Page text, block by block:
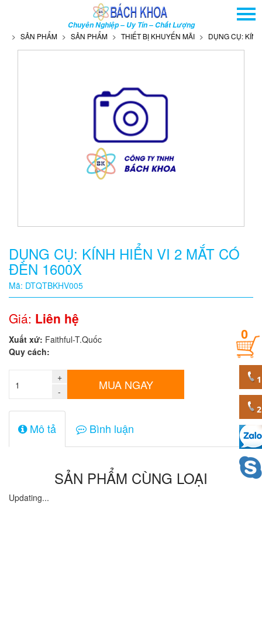
Chuyên Nghiệp – Uy Tín – Chất Lượng
GIỚI THIỆU
Quy
cách
Giá:
0
đ
sản
phẩm
0
SẢN PHẨM SẢN PHẨM THIẾT BỊ KHUYẾN MÃI DỤNG CỤ: KÍNH
DỤNG CỤ: KÍNH HIỂN VI 2 MẮT CÓ
ĐÈN 1600X
Mã: DTQTBKHV005
Giá: Liên hệ
Xuất xứ: Faithful-T.Quốc
Quy cách:
+
-
MUA NGAY
Mô tả Bình luận
SẢN PHẨM CÙNG LOẠI
Updating...